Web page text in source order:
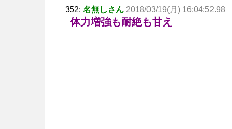
352: 名無しさん 2018/03/19(月) 16:04:52.98
体力増強も耐絶も甘え